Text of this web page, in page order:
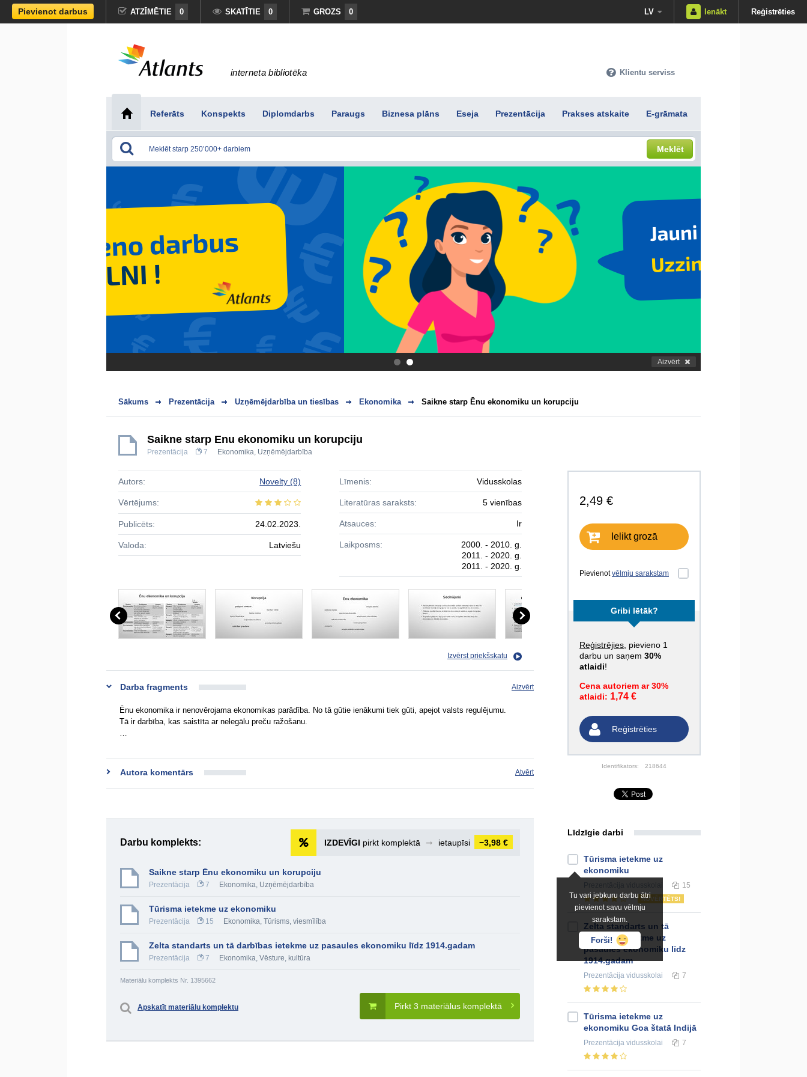
Pievienot darbus ATZĪMĒTIE 0 SKATĪTIE 0 GROZS 0 LV Ienākt Reģistrēties
interneta bibliotēka Klientu serviss
Referāts Konspekts Diplomdarbs Paraugs Biznesa plāns Eseja Prezentācija Prakses atskaite E-grāmata
Meklēt
. Aizvērt
Sākums Prezentācija Uzņēmējdarbība un tiesības Ekonomika Saikne starp Ēnu ekonomiku un korupciju
Saikne starp Ēnu ekonomiku un korupciju
Prezentācija 7 Ekonomika, Uzņēmējdarbība
2,49 €
Ielikt grozā
Pievienotvēlmju sarakstam
Gribi lētāk?
Reģistrējies , pievieno 1
darbu un saņem 30%
atlaidi!
Cena autoriem ar 30%
atlaidi: 1,74 €
Reģistrēties
Identifikators: 218644
Autors: Novelty (8)
Vērtējums:
Publicēts: 24.02.2023.
Valoda: Latviešu
Līmenis: Vidusskolas
Literatūras saraksts: 5 vienības
Atsauces: Ir
Laikposms:
2000. - 2010. g.
2011. - 2020. g.
2011. - 2020. g.
Izvērst priekšskatu
Darba fragments Aizvērt
Ēnu ekonomika ir nenovērojama ekonomikas parādība. No tā gūtie ienākumi tiek gūti, apejot valsts regulējumu.
Tā ir darbība, kas saistīta ar nelegālu preču ražošanu.
…
Autora komentārs Atvērt
Darbu komplekts: IZDEVĪGI pirkt komplektā ➞ ietaupīsi −3,98 €
Saikne starp Ēnu ekonomiku un korupciju
Prezentācija 7 Ekonomika, Uzņēmējdarbība
Tūrisma ietekme uz ekonomiku
Prezentācija 15 Ekonomika, Tūrisms, viesmīlība
Zelta standarts un tā darbības ietekme uz pasaules ekonomiku līdz 1914.gadam
Prezentācija 7 Ekonomika, Vēsture, kultūra
Materiālu komplekts Nr. 1395662
Pirkt 3 materiālus komplektā
Apskatīt materiālu komplektu
Līdzīgie darbi
Tu vari jebkuru darbu ātri
pievienot savu vēlmju
sarakstam.
Forši!
Tūrisma ietekme uz
ekonomiku
15
NOVĒRTĒTS!
Zelta standarts un tā
darbības ietekme uz
pasaules ekonomiku līdz
1914.gadam
Prezentācija vidusskolai 7
Tūrisma ietekme uz
ekonomiku Goa štatā Indijā
Prezentācija vidusskolai 7